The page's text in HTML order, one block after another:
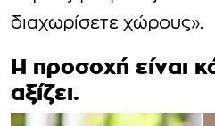
διαχωρίσετε χώρους».
Η προσοχή είναι
αξίζει.